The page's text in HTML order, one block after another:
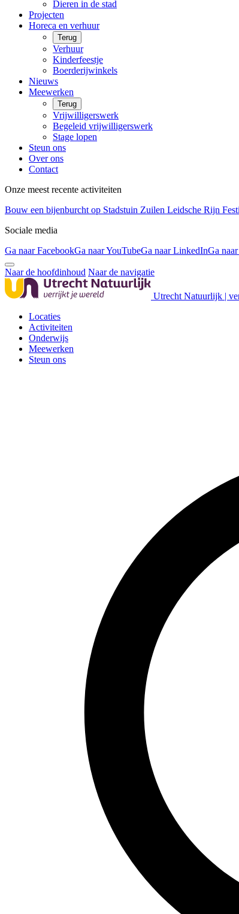
Dieren in de stad
Projecten
Horeca en verhuur
Terug
Verhuur
Kinderfeestje
Boerderijwinkels
Nieuws
Meewerken
Terug
Vrijwilligerswerk
Begeleid vrijwilligerswerk
Stage lopen
Steun ons
Over ons
Contact
Onze meest recente activiteiten
Bouw een bijenburcht op Stadstuin Zuilen Leidsche Rijn
Sociale media
Ga naar FacebookGa naar YouTubeGa naar LinkedInGa
Naar de hoofdinhoud Naar de navigatie
Utrecht Natuurlijk |
Locaties
Activiteiten
Onderwijs
Meewerken
Steun ons